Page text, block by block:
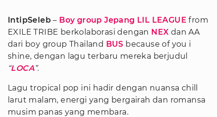
IntipSeleb – Boy group Jepang LIL LEAGUE from
EXILE TRIBE berkolaborasi dengan NEX dan AA
dari boy group Thailand BUS because of you i
shine, dengan lagu terbaru mereka berjudul
“LOCA”.
Lagu tropical pop ini hadir dengan nuansa chill
larut malam, energi yang bergairah dan romansa
musim panas yang membara.